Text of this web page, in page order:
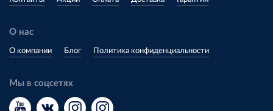
О нас
О компании Блог Политика конфиденциальности
Мы в соцсетях